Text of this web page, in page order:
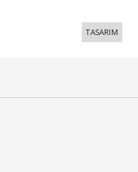
TASARIM